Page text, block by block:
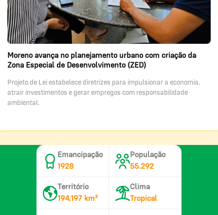
Moreno avança no planejamento urbano com criação da
Zona Especial de Desenvolvimento (ZED)
Projeto de Lei estabelece diretrizes para impulsionar a economia,
atrair investimentos e gerar empregos com responsabilidade
ambiental.
Emancipação
1928
População
55.292
Território
194,197 km²
Clima
Tropical